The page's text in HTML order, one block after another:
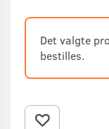
Det valgte
bestilles.